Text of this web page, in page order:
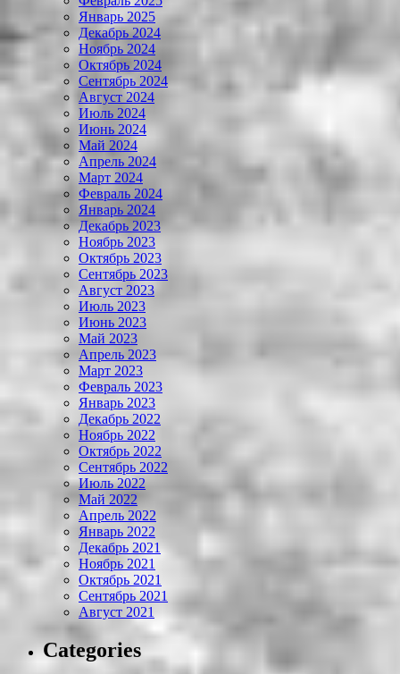
Январь 2025
Декабрь 2024
Ноябрь 2024
Октябрь 2024
Сентябрь 2024
Август 2024
Июль 2024
Июнь 2024
Май 2024
Апрель 2024
Март 2024
Февраль 2024
Январь 2024
Декабрь 2023
Ноябрь 2023
Октябрь 2023
Сентябрь 2023
Август 2023
Июль 2023
Июнь 2023
Май 2023
Апрель 2023
Март 2023
Февраль 2023
Январь 2023
Декабрь 2022
Ноябрь 2022
Октябрь 2022
Сентябрь 2022
Июль 2022
Май 2022
Апрель 2022
Январь 2022
Декабрь 2021
Ноябрь 2021
Октябрь 2021
Сентябрь 2021
Август 2021
Categories